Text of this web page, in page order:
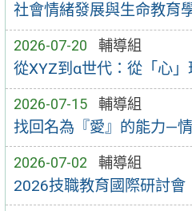
社會情緒發展與生命教育
2026-07-20 輔導組
從XYZ到α世代：從「心」
2026-07-15 輔導組
找回名為『愛』的能力—
2026-07-02 輔導組
2026技職教育國際研討會